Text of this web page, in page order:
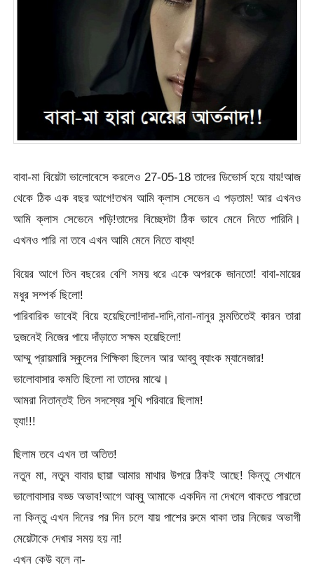
বাবা-মা বিয়েটা ভালোবেসে করলেও 27-05-18 তাদের ডিভোর্স হয়ে যায়!আজ
থেকে ঠিক এক বছর আগে!তখন আমি ক্লাস সেভেন এ পড়তাম! আর এখনও
আমি ক্লাস সেভেনে পড়ি!তাদের বিচ্ছেদটা ঠিক ভাবে মেনে নিতে পারিনি।
এখনও পারি না তবে এখন আমি মেনে নিতে বাধ্য!
বিয়ের আগে তিন বছরের বেশি সময় ধরে একে অপরকে জানতো! বাবা-মায়ের
মধুর সম্পর্ক ছিলো!
পারিবারিক ভাবেই বিয়ে হয়েছিলো!দাদা-দাদি,না­­না-নানুর সন্মতিতেই কারন তারা
দুজনেই নিজের পায়ে দাঁড়াতে সক্ষম হয়েছিলো!
আম্মু প্রায়মারি স্কুলের শিক্ষিকা ছিলেন আর আব্বু ব্যাংক ম্যানেজার!
ভালোবাসার কমতি ছিলো না তাদের মাঝে।
আমরা নিতান্তই তিন সদস্যের সুখি পরিবারে ছিলাম!
হ্যা!!!
ছিলাম তবে এখন তা অতিত!
নতুন মা, নতুন বাবার ছায়া আমার মাথার উপরে ঠিকই আছে! কিন্তু সেখানে
ভালোবাসার বড্ড অভাব!আগে আব্বু আমাকে একদিন না দেখলে থাকতে পারতো
না কিন্তু এখন দিনের পর দিন চলে যায় পাশের রুমে থাকা তার নিজের অভাগী
মেয়েটাকে দেখার সময় হয় না!
এখন কেউ বলে না-